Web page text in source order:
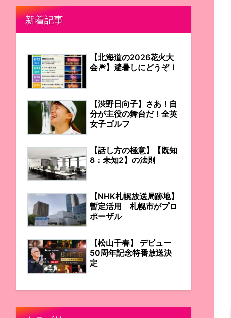
新着記事
【北海道の2026花火大
会🎆】避暑しにどうぞ！
【渋野日向子】さあ！自
分が主役の舞台だ！全英
女子ゴルフ
【話し方の極意】【既知
8：未知2】の法則
【NHK札幌放送局跡地】
暫定活用 札幌市がプロ
ポーザル
【松山千春】 デビュー
50周年記念特番放送決
定